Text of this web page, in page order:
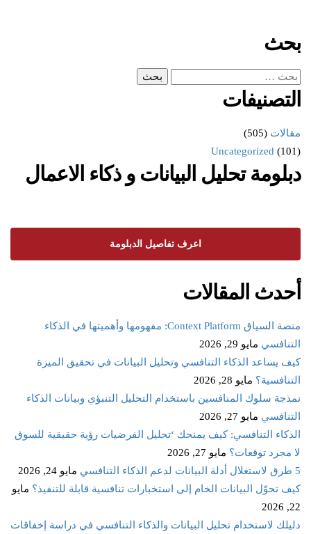
بحث
التصنيفات
مقالات (505)
Uncategorized (101)
دبلومة تحليل البيانات و ذكاء الاعمال
اعرف تفاصيل الدبلومة
أحدث المقالات
منصة السياق Context Platform: مفهومها وأهميتها في الذكاء
التنافسي مايو 29, 2026
كيف يساعد الذكاء التنافسي وتحليل البيانات في تحقيق الميزة
التنافسية؟ مايو 28, 2026
نمذجة سلوك المنافسين باستخدام التحليل التنبؤي وبيانات الذكاء
التنافسي مايو 27, 2026
الذكاء التنافسي: كيف يمنحك ‘تحليل الفرضيات رؤية حقيقية للسوق
لا مجرد توقعات؟ مايو 27, 2026
5 طرق لاستغلال أدلة البيانات لدعم الذكاء التنافسي
مايو 24, 2026
كيف تحوّل البيانات الخام إلى استخبارات تنافسية قابلة للتنفيذ؟ مايو
22, 2026
دليلك لاستخدام تحليل البيانات والذكاء التنافسي في دراسة إخفاقات